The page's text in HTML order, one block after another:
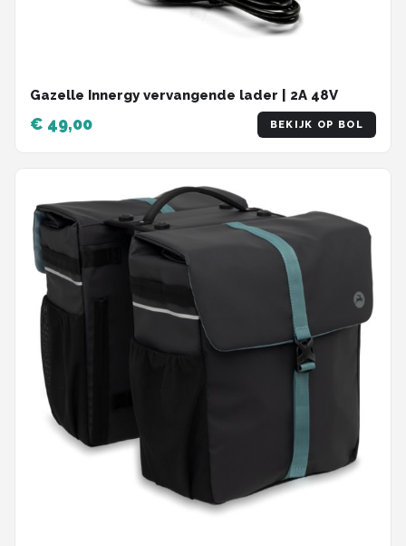
Gazelle Innergy vervangende lader | 2A 48V
€ 49,00 BEKIJK OP BOL